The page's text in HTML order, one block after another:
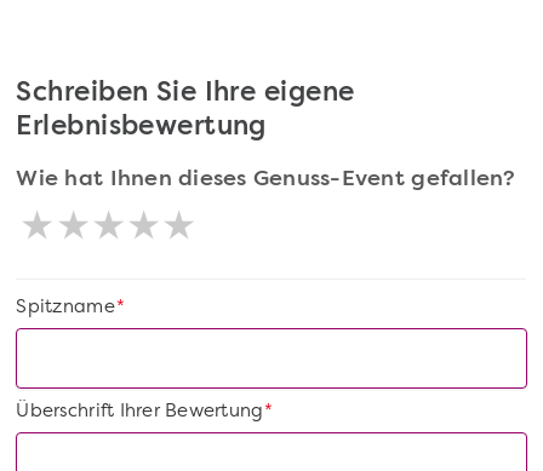
Schreiben Sie Ihre eigene
Erlebnisbewertung
Wie hat Ihnen dieses Genuss-Event gefallen?
*
Spitzname
*
Überschrift Ihrer Bewertung